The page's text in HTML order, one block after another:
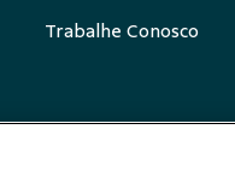
Trabalhe Conosco